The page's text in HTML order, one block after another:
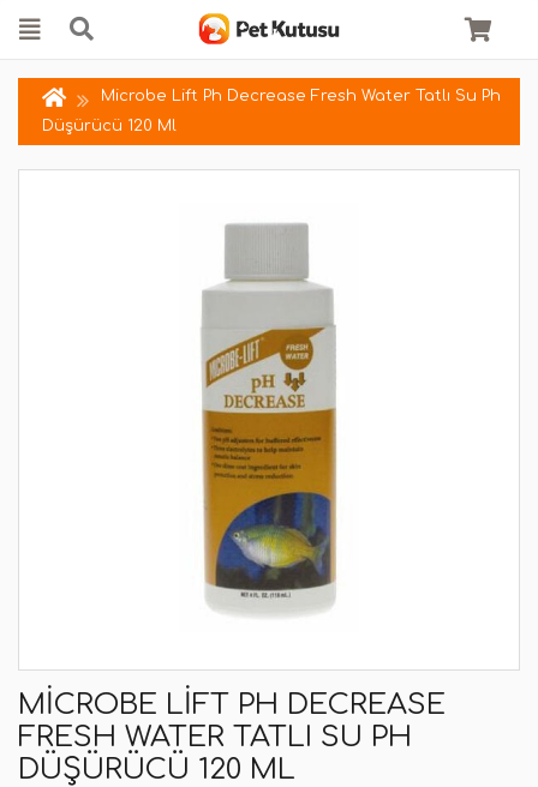
Microbe Lift Ph Decrease Fresh Water Tatlı Su Ph
Düşürücü 120 Ml
MICROBE LIFT PH DECREASE
FRESH WATER TATLI SU PH
DÜŞÜRÜCÜ 120 ML